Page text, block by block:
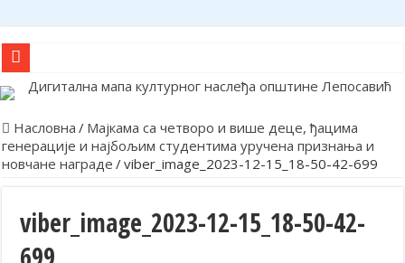
О Б А В Е Ш Т Е Њ Е
Обележена храмовна и општинска слава у Лепосавићу
Парастосом и полагањем венаца у Леосавићу обележена
Лепосавић прославио Светог Василија
Насловна / Мајкама са четворо и више деце, ђацима
генерације и најбољим студентима уручена признања и
новчане награде /viber_image_2023-12-15_18-50-42-699
viber_image_2023-12-15_18-50-42-